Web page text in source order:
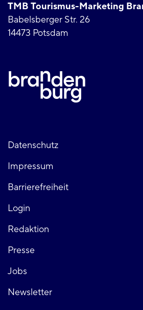
TMB Tourismus-Marketing
Babelsberger Str. 26
14473 Potsdam
Fußzeile
links
Datenschutz
Impressum
Barrierefreiheit
Login
Fußzeile
rechts
Redaktion
Presse
Jobs
Newsletter